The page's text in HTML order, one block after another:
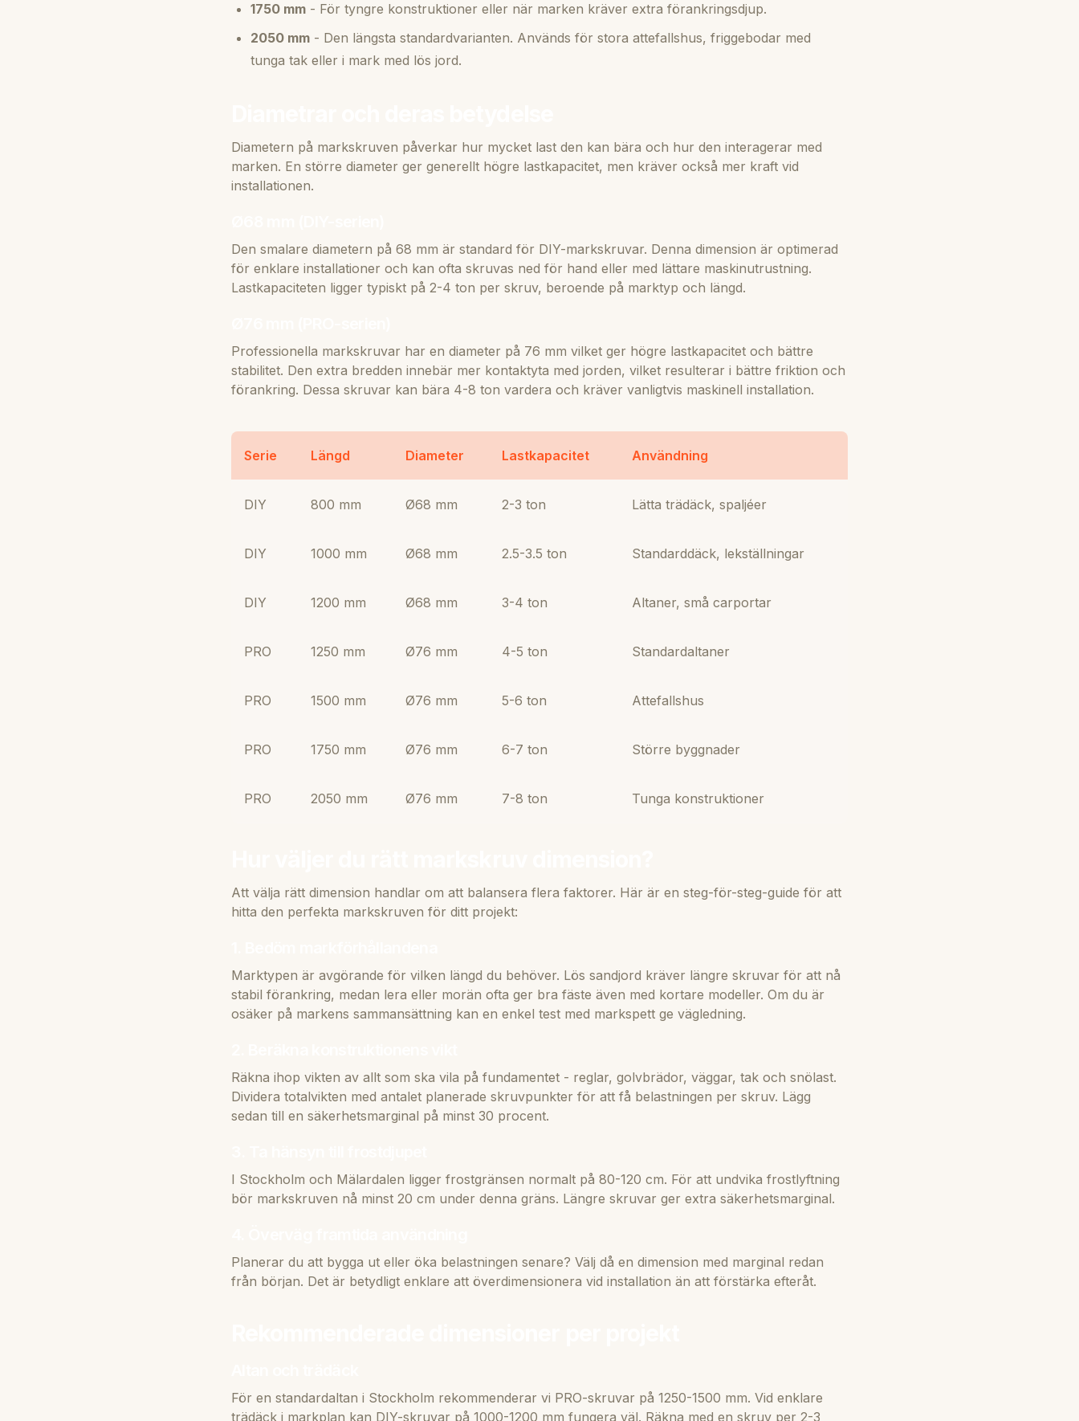
1750 mm - För tyngre konstruktioner eller när marken kräver extra förankringsdjup.
2050 mm - Den längsta standardvarianten. Används för stora attefallshus, friggebodar med
tunga tak eller i mark med lös jord.
Diametern på markskruven påverkar hur mycket last den kan bära och hur den interagerar med
marken. En större diameter ger generellt högre lastkapacitet, men kräver också mer kraft vid
installationen.
Den smalare diametern på 68 mm är standard för DIY-markskruvar. Denna dimension är optimerad
för enklare installationer och kan ofta skruvas ned för hand eller med lättare maskinutrustning.
Lastkapaciteten ligger typiskt på 2-4 ton per skruv, beroende på marktyp och längd.
Professionella markskruvar har en diameter på 76 mm vilket ger högre lastkapacitet och bättre
stabilitet. Den extra bredden innebär mer kontaktyta med jorden, vilket resulterar i bättre friktion och
förankring. Dessa skruvar kan bära 4-8 ton vardera och kräver vanligtvis maskinell installation.
Serie Längd Diameter Lastkapacitet Användning
DIY 800 mm Ø68 mm 2-3 ton Lätta trädäck, spaljéer
DIY 1000 mm Ø68 mm 2.5-3.5 ton Standarddäck, lekställningar
DIY 1200 mm Ø68 mm 3-4 ton Altaner, små carportar
PRO 1250 mm Ø76 mm 4-5 ton Standardaltaner
PRO 1500 mm Ø76 mm 5-6 ton Attefallshus
PRO 1750 mm Ø76 mm 6-7 ton Större byggnader
PRO 2050 mm Ø76 mm 7-8 ton Tunga konstruktioner
Att välja rätt dimension handlar om att balansera flera faktorer. Här är en steg-för-steg-guide för att
hitta den perfekta markskruven för ditt projekt:
Marktypen är avgörande för vilken längd du behöver. Lös sandjord kräver längre skruvar för att nå
stabil förankring, medan lera eller morän ofta ger bra fäste även med kortare modeller. Om du är
osäker på markens sammansättning kan en enkel test med markspett ge vägledning.
Räkna ihop vikten av allt som ska vila på fundamentet - reglar, golvbrädor, väggar, tak och snölast.
Dividera totalvikten med antalet planerade skruvpunkter för att få belastningen per skruv. Lägg
sedan till en säkerhetsmarginal på minst 30 procent.
I Stockholm och Mälardalen ligger frostgränsen normalt på 80-120 cm. För att undvika frostlyftning
bör markskruven nå minst 20 cm under denna gräns. Längre skruvar ger extra säkerhetsmarginal.
Planerar du att bygga ut eller öka belastningen senare? Välj då en dimension med marginal redan
från början. Det är betydligt enklare att överdimensionera vid installation än att förstärka efteråt.
För en standardaltan i Stockholm rekommenderar vi PRO-skruvar på 1250-1500 mm. Vid enklare
trädäck i markplan kan DIY-skruvar på 1000-1200 mm fungera väl. Räkna med en skruv per 2-3